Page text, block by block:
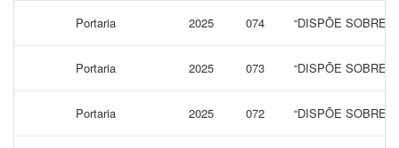
Portaria 2025 074 “DISPÕE SOBRE
Portaria 2025 073 “DISPÕE SOBRE
Portaria 2025 072 “DISPÕE SOBRE